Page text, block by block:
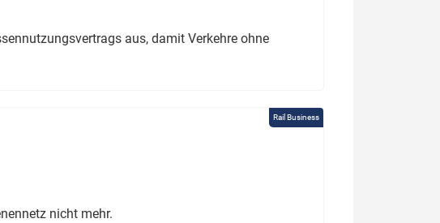
aus, damit Verkehre ohne
Rail Business
nicht mehr.